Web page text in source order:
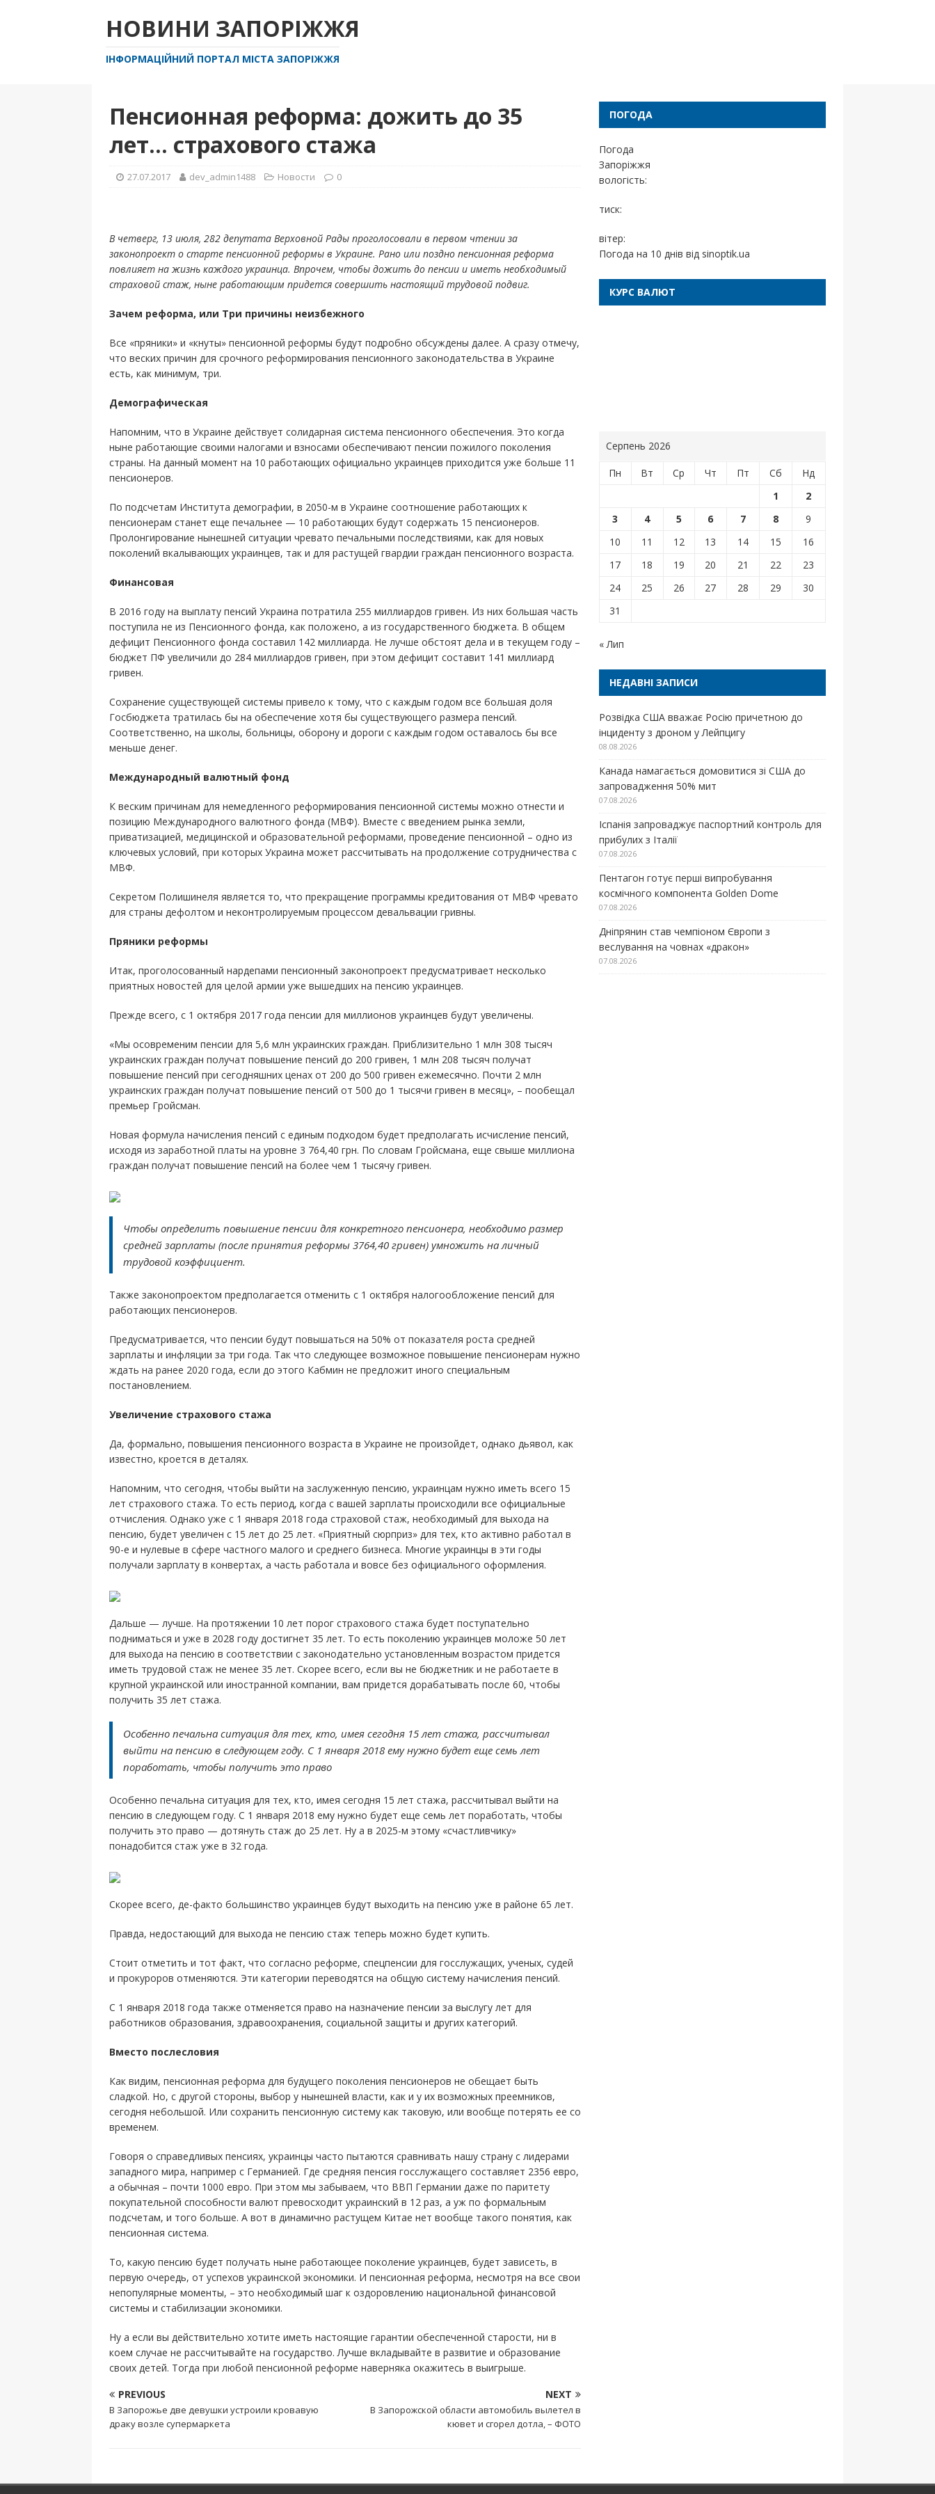
НОВИНИ ЗАПОРІЖЖЯ
ІНФОРМАЦІЙНИЙ ПОРТАЛ МІСТА ЗАПОРІЖЖЯ
Пенсионная реформа: дожить до 35
лет… страхового стажа
27.07.2017 dev_admin1488 Новости 0
В четверг, 13 июля, 282 депутата Верховной Рады проголосовали в первом чтении за
законопроект о старте пенсионной реформы в Украине. Рано или поздно пенсионная реформа
повлияет на жизнь каждого украинца. Впрочем, чтобы дожить до пенсии и иметь необходимый
страховой стаж, ныне работающим придется совершить настоящий трудовой подвиг.
Зачем реформа, или Три причины неизбежного
Все «пряники» и «кнуты» пенсионной реформы будут подробно обсуждены далее. А сразу отмечу,
что веских причин для срочного реформирования пенсионного законодательства в Украине
есть, как минимум, три.
Демографическая
Напомним, что в Украине действует солидарная система пенсионного обеспечения. Это когда
ныне работающие своими налогами и взносами обеспечивают пенсии пожилого поколения
страны. На данный момент на 10 работающих официально украинцев приходится уже больше 11
пенсионеров.
По подсчетам Института демографии, в 2050-м в Украине соотношение работающих к
пенсионерам станет еще печальнее — 10 работающих будут содержать 15 пенсионеров.
Пролонгирование нынешней ситуации чревато печальными последствиями, как для новых
поколений вкалывающих украинцев, так и для растущей гвардии граждан пенсионного возраста.
Финансовая
В 2016 году на выплату пенсий Украина потратила 255 миллиардов гривен. Из них большая часть
поступила не из Пенсионного фонда, как положено, а из государственного бюджета. В общем
дефицит Пенсионного фонда составил 142 миллиарда. Не лучше обстоят дела и в текущем году –
бюджет ПФ увеличили до 284 миллиардов гривен, при этом дефицит составит 141 миллиард
гривен.
Сохранение существующей системы привело к тому, что с каждым годом все большая доля
Госбюджета тратилась бы на обеспечение хотя бы существующего размера пенсий.
Соответственно, на школы, больницы, оборону и дороги с каждым годом оставалось бы все
меньше денег.
Международный валютный фонд
К веским причинам для немедленного реформирования пенсионной системы можно отнести и
позицию Международного валютного фонда (МВФ). Вместе с введением рынка земли,
приватизацией, медицинской и образовательной реформами, проведение пенсионной – одно из
ключевых условий, при которых Украина может рассчитывать на продолжение сотрудничества с
МВФ.
Секретом Полишинеля является то, что прекращение программы кредитования от МВФ чревато
для страны дефолтом и неконтролируемым процессом девальвации гривны.
Пряники реформы
Итак, проголосованный нардепами пенсионный законопроект предусматривает несколько
приятных новостей для целой армии уже вышедших на пенсию украинцев.
Прежде всего, с 1 октября 2017 года пенсии для миллионов украинцев будут увеличены.
«Мы осовременим пенсии для 5,6 млн украинских граждан. Приблизительно 1 млн 308 тысяч
украинских граждан получат повышение пенсий до 200 гривен, 1 млн 208 тысяч получат
повышение пенсий при сегодняшних ценах от 200 до 500 гривен ежемесячно. Почти 2 млн
украинских граждан получат повышение пенсий от 500 до 1 тысячи гривен в месяц», – пообещал
премьер Гройсман.
Новая формула начисления пенсий с единым подходом будет предполагать исчисление пенсий,
исходя из заработной платы на уровне 3 764,40 грн. По словам Гройсмана, еще свыше миллиона
граждан получат повышение пенсий на более чем 1 тысячу гривен.
Чтобы определить повышение пенсии для конкретного пенсионера, необходимо размер
средней зарплаты (после принятия реформы 3764,40 гривен) умножить на личный
трудовой коэффициент.
Также законопроектом предполагается отменить с 1 октября налогообложение пенсий для
работающих пенсионеров.
Предусматривается, что пенсии будут повышаться на 50% от показателя роста средней
зарплаты и инфляции за три года. Так что следующее возможное повышение пенсионерам нужно
ждать на ранее 2020 года, если до этого Кабмин не предложит иного специальным
постановлением.
Увеличение страхового стажа
Да, формально, повышения пенсионного возраста в Украине не произойдет, однако дьявол, как
известно, кроется в деталях.
Напомним, что сегодня, чтобы выйти на заслуженную пенсию, украинцам нужно иметь всего 15
лет страхового стажа. То есть период, когда с вашей зарплаты происходили все официальные
отчисления. Однако уже с 1 января 2018 года страховой стаж, необходимый для выхода на
пенсию, будет увеличен с 15 лет до 25 лет. «Приятный сюрприз» для тех, кто активно работал в
90-е и нулевые в сфере частного малого и среднего бизнеса. Многие украинцы в эти годы
получали зарплату в конвертах, а часть работала и вовсе без официального оформления.
Дальше — лучше. На протяжении 10 лет порог страхового стажа будет поступательно
подниматься и уже в 2028 году достигнет 35 лет. То есть поколению украинцев моложе 50 лет
для выхода на пенсию в соответствии с законодательно установленным возрастом придется
иметь трудовой стаж не менее 35 лет. Скорее всего, если вы не бюджетник и не работаете в
крупной украинской или иностранной компании, вам придется дорабатывать после 60, чтобы
получить 35 лет стажа.
Особенно печальна ситуация для тех, кто, имея сегодня 15 лет стажа, рассчитывал
выйти на пенсию в следующем году. С 1 января 2018 ему нужно будет еще семь лет
поработать, чтобы получить это право
Особенно печальна ситуация для тех, кто, имея сегодня 15 лет стажа, рассчитывал выйти на
пенсию в следующем году. С 1 января 2018 ему нужно будет еще семь лет поработать, чтобы
получить это право — дотянуть стаж до 25 лет. Ну а в 2025-м этому «счастливчику»
понадобится стаж уже в 32 года.
Скорее всего, де-факто большинство украинцев будут выходить на пенсию уже в районе 65 лет.
Правда, недостающий для выхода не пенсию стаж теперь можно будет купить.
Стоит отметить и тот факт, что согласно реформе, спецпенсии для госслужащих, ученых, судей
и прокуроров отменяются. Эти категории переводятся на общую систему начисления пенсий.
С 1 января 2018 года также отменяется право на назначение пенсии за выслугу лет для
работников образования, здравоохранения, социальной защиты и других категорий.
Вместо послесловия
Как видим, пенсионная реформа для будущего поколения пенсионеров не обещает быть
сладкой. Но, с другой стороны, выбор у нынешней власти, как и у их возможных преемников,
сегодня небольшой. Или сохранить пенсионную систему как таковую, или вообще потерять ее со
временем.
Говоря о справедливых пенсиях, украинцы часто пытаются сравнивать нашу страну с лидерами
западного мира, например с Германией. Где средняя пенсия госслужащего составляет 2356 евро,
а обычная – почти 1000 евро. При этом мы забываем, что ВВП Германии даже по паритету
покупательной способности валют превосходит украинский в 12 раз, а уж по формальным
подсчетам, и того больше. А вот в динамично растущем Китае нет вообще такого понятия, как
пенсионная система.
То, какую пенсию будет получать ныне работающее поколение украинцев, будет зависеть, в
первую очередь, от успехов украинской экономики. И пенсионная реформа, несмотря на все свои
непопулярные моменты, – это необходимый шаг к оздоровлению национальной финансовой
системы и стабилизации экономики.
Ну а если вы действительно хотите иметь настоящие гарантии обеспеченной старости, ни в
коем случае не рассчитывайте на государство. Лучше вкладывайте в развитие и образование
своих детей. Тогда при любой пенсионной реформе наверняка окажитесь в выигрыше.
PREVIOUS
В Запорожье две девушки устроили кровавую
драку возле супермаркета
NEXT
В Запорожской области автомобиль вылетел в
кювет и сгорел дотла, – ФОТО
ПОГОДА
Погода
Запоріжжя
вологість:
тиск:
вітер:
Погода на 10 днів від sinoptik.ua
КУРС ВАЛЮТ
Серпень 2026
Пн Вт Ср Чт Пт Сб
Нд
1
2
3
4 5 6 7 8
9
10
11 12 13 14 15
16
17
18 19 20 21 22
23
24
25 26 27 28 29
30
31
« Лип
НЕДАВНІ ЗАПИСИ
Розвідка США вважає Росію причетною до
інциденту з дроном у Лейпцигу
08.08.2026
Канада намагається домовитися зі США до
запровадження 50% мит
07.08.2026
Іспанія запроваджує паспортний контроль для
прибулих з Італії
07.08.2026
Пентагон готує перші випробування
космічного компонента Golden Dome
07.08.2026
Дніпрянин став чемпіоном Європи з
веслування на човнах «дракон»
07.08.2026